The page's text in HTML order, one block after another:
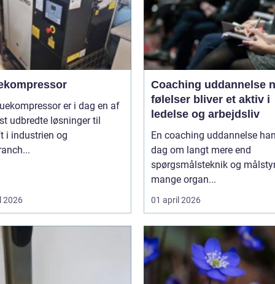
er i dag en af
udbredte løsninger til
i industrien og
2026
Coaching uddannelse når
følelser bliver et aktiv i
ledelse og arbejdsliv
En coaching uddannelse
dag om langt mere end
spørgsmålsteknik og
mange organ...
01 april 2026